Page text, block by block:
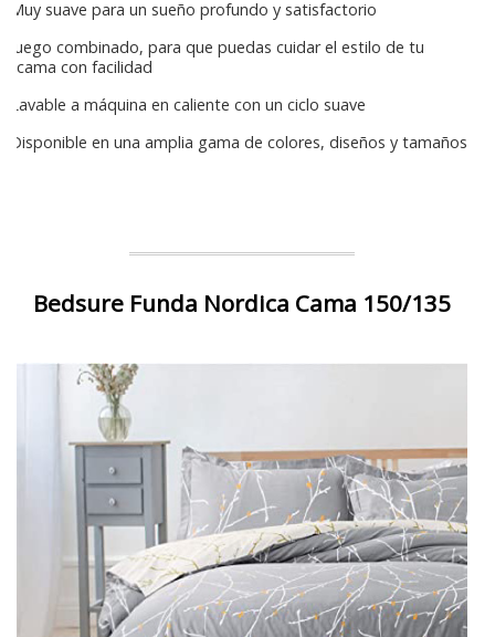
Muy suave para un sueño profundo y satisfactorio
Juego combinado, para que puedas cuidar el estilo de tu
cama con facilidad
Lavable a máquina en caliente con un ciclo suave
Disponible en una amplia gama de colores, diseños y tamaños
Bedsure Funda Nordica Cama 150/135